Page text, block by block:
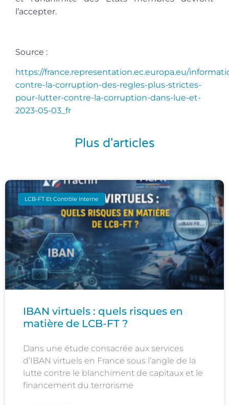
l’accepter.
Source :
https://france.representation.ec.europa.eu/
contre-la-corruption-des-regles-plus-strictes-
pour-lutter-contre-la-corruption-dans-lue-et-
2023-05-03_fr
Plus d'articles
LCB-FT Et Contrôle Interne
IBAN virtuels : quels risques en
matière de LCB-FT ?
Dans une étude consacrée aux services
d’IBAN virtuels en France sous l’angle de la
lutte contre le blanchiment de capitaux et le
financement du terrorisme